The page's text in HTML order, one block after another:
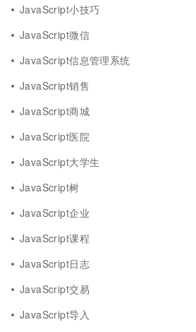
JavaScript小技巧
JavaScript微信
JavaScript信息管理系统
JavaScript销售
JavaScript商城
JavaScript医院
JavaScript大学生
JavaScript树
JavaScript企业
JavaScript课程
JavaScript日志
JavaScript交易
JavaScript导入